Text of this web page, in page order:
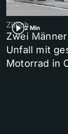
2 Min
Zürich
Zwei
Unfall mit
Motorrad in